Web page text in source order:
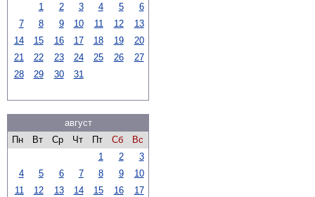
1
2 3 4 5
6
7
8 9 10 11 12
13
14
15 16 17 18 19
20
21
22 23 24 25 26
27
28
29 30 31
август
Пн
Вт Ср Чт Пт Сб
Вс
1
2
3
4
5 6 7 8 9
10
11
12 13 14 15 16
17